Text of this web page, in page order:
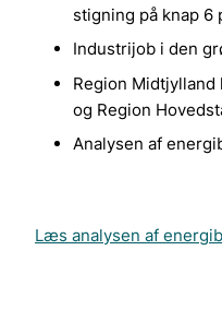
stigning på knap 6
Industrijob i den
Region
og Region
Analysen af
Læs analysen af